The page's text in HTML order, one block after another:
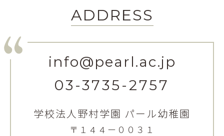
ADDRESS
info@pearl.ac.jp
03-3735-2757
学校法人野村学園 パール幼稚園
〒１４４ー００３１